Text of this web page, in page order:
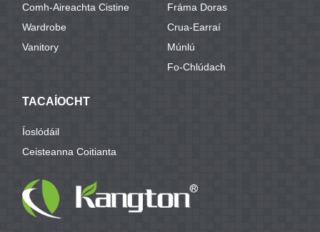
Comh-Aireachta Cistine
Wardrobe
Vanitory
Fráma Doras
Crua-Earraí
Múnlú
Fo-Chlúdach
TACAÍOCHT
Íoslódáil
Ceisteanna Coitianta